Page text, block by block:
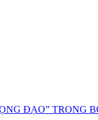
ĐẠO” TRONG